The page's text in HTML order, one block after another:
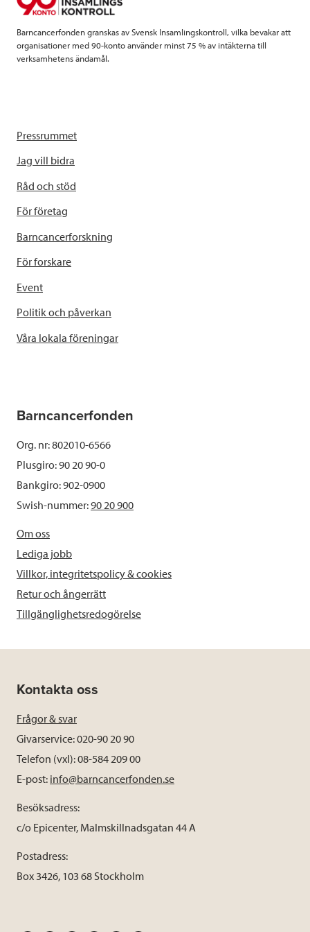
k
Barncancerfonden granskas av Svensk Insamlingskontroll, vilka bevakar att
organisationer med 90-konto använder minst 75 % av intäkterna till
verksamhetens ändamål.
Pressrummet
Jag vill bidra
Råd och stöd
För företag
Barncancerforskning
För forskare
Event
Politik och påverkan
Våra lokala föreningar
Barncancerfonden
Org. nr: 802010-6566
Plusgiro: 90 20 90-0
Bankgiro: 902-0900
Swish-nummer:90 20 900
Om oss
Lediga jobb
Villkor, integritetspolicy & cookies
Retur och ångerrätt
Tillgänglighetsredogörelse
Kontakta oss
Frågor & svar
Givarservice: 020-90 20 90
Telefon (vxl): 08-584 209 00
E-post: info@barncancerfonden.se
Besöksadress:
c/o Epicenter, Malmskillnadsgatan 44 A
Postadress:
Box 3426, 103 68 Stockholm